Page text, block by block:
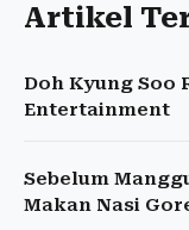
Artikel
Doh Kyung Soo
Entertainment
Sebelum
Makan Nasi